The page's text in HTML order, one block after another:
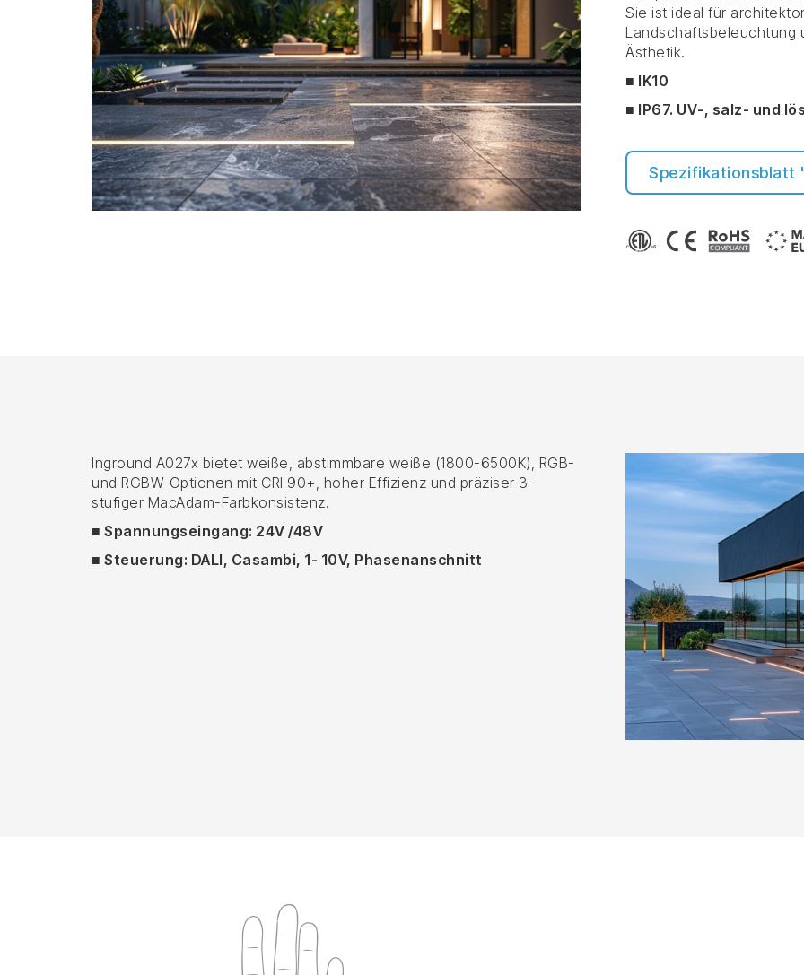
Sie ist ideal für
Landschaftsbeleuchtung
Ästhetik.
■ IK10
■ IP67. UV-, salz- und
Spezifikationsblatt
Inground A027x bietet weiße, abstimmbare weiße (1800-6500K), RGB-
und RGBW-Optionen mit CRI 90+, hoher Effizienz und präziser 3-
stufiger MacAdam-Farbkonsistenz.
■ Spannungseingang: 24V /48V
■ Steuerung: DALI, Casambi, 1- 10V, Phasenanschnitt